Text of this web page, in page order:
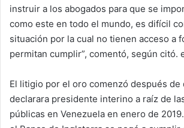
instruir a los abogados para que se
como este en todo el mundo, es difícil
situación por la cual no tienen acceso a
permitan cumplir”, comentó, según citó.
El litigio por el oro comenzó después de
declarara presidente interino a raíz de
públicas en Venezuela en enero de